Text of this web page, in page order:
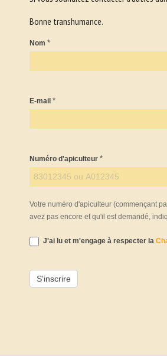
Bonne transhumance.
Nom *
E-mail *
Numéro d'apiculteur *
Votre numéro d'apiculteur (commençant
avez pas encore et qu'il est demandé,
J'ai lu et m'engage à respecter la